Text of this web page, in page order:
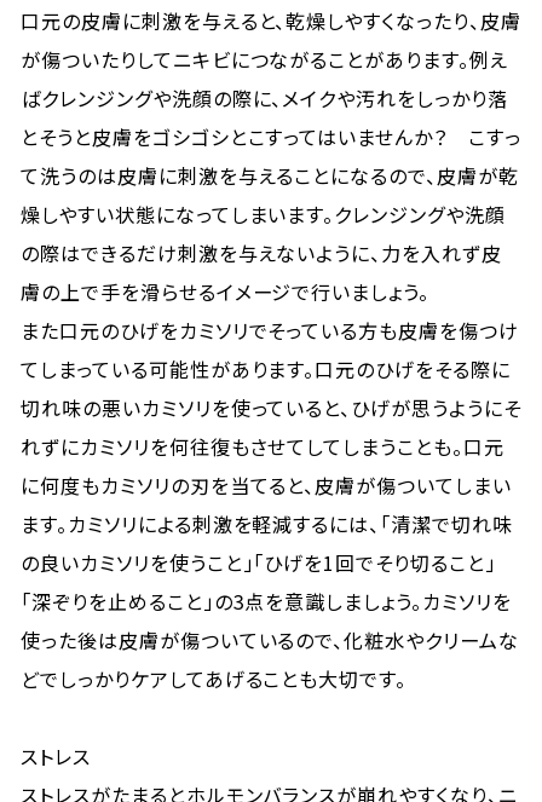
口元の皮膚に刺激を与えると、乾燥しやすくなったり、皮膚
が傷ついたりしてニキビにつながることがあります。例え
ばクレンジングや洗顔の際に、メイクや汚れをしっかり落
とそうと皮膚をゴシゴシとこすってはいませんか？ こすっ
て洗うのは皮膚に刺激を与えることになるので、皮膚が乾
燥しやすい状態になってしまいます。クレンジングや洗顔
の際はできるだけ刺激を与えないように、力を入れず皮
膚の上で手を滑らせるイメージで行いましょう。
また口元のひげをカミソリでそっている方も皮膚を傷つけ
てしまっている可能性があります。口元のひげをそる際に
切れ味の悪いカミソリを使っていると、ひげが思うようにそ
れずにカミソリを何往復もさせてしてしまうことも。口元
に何度もカミソリの刃を当てると、皮膚が傷ついてしまい
ます。カミソリによる刺激を軽減するには、「清潔で切れ味
の良いカミソリを使うこと」「ひげを1回でそり切ること」
「深ぞりを止めること」の3点を意識しましょう。カミソリを
使った後は皮膚が傷ついているので、化粧水やクリームな
どでしっかりケアしてあげることも大切です。
ストレス
ストレスがたまるとホルモンバランスが崩れやすくなり、ニ